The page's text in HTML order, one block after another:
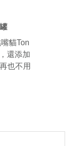
貓Ton
還添加
也不用